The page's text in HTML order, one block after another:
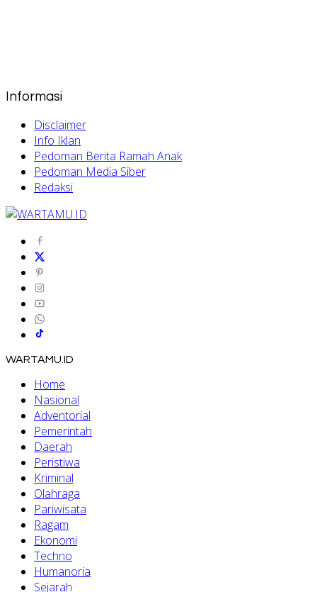
Informasi
Disclaimer
Info Iklan
Pedoman Berita Ramah Anak
Pedoman Media Siber
Redaksi
WARTAMU.ID
Home
Nasional
Adventorial
Pemerintah
Daerah
Peristiwa
Kriminal
Olahraga
Pariwisata
Ragam
Ekonomi
Techno
Humanoria
Sejarah